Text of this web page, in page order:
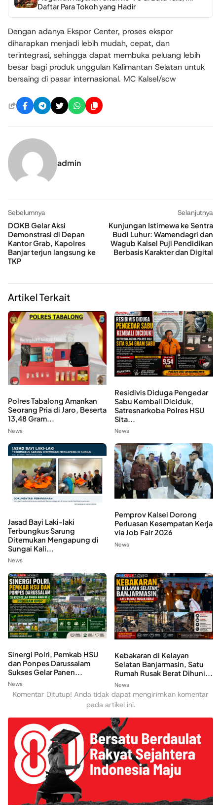
Daftar Para Tokoh yang Hadir
Dengan adanya Ekspor Center, proses ekspor
diharapkan menjadi lebih mudah, cepat, dan
terintegrasi, sehingga dapat membuka peluang lebih
besar bagi produk unggulan Kalimantan Selatan untuk
bersaing di pasar internasional. MC Kalsel/scw
admin
Sebelumnya
DOKB Gelar Aksi
Demonstrasi di Depan
Kantor Grab, Kapolres
Banjar terjun langsung ke
TKP
Selanjutnya
Kunjungan Istimewa ke Sentra
Budi Luhur: Wamendagri dan
Wagub Kalsel Puji Pendidikan
Berbasis Karakter dan Digital
Artikel Terkait
Polres Tabalong Amankan
Seorang Pria di Jaro, Beserta
13,48 Gram...
News
Residivis Diduga Pengedar
Sabu Kembali Diciduk,
Satresnarkoba Polres HSU
Sita...
News
Jasad Bayi Laki-laki
Terbungkus Sarung
Ditemukan Mengapung di
Sungai Kali...
News
Pemprov Kalsel Dorong
Perluasan Kesempatan Kerja
via Job Fair 2026
News
Sinergi Polri, Pemkab HSU
dan Ponpes Darussalam
Sukses Gelar Panen...
News
Kebakaran di Kelayan
Selatan Banjarmasin, Satu
Rumah Rusak Berat Dihuni...
News
Komentar Ditutup! Anda tidak dapat mengirimkan komentar
pada artikel ini.